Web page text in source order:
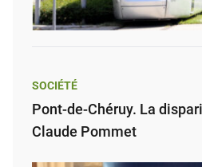
SOCIÉTÉ
Pont-de-Chéruy. La
Claude Pommet